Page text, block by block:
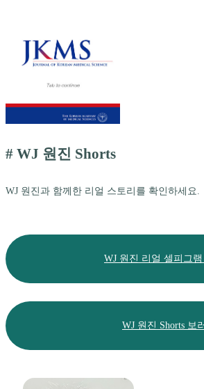
# WJ 원진 Shorts
WJ 원진과 함께한 리얼 스토리를 확인하세요.
WJ 원진 리얼 셀피그램
WJ 원진 Shorts 보